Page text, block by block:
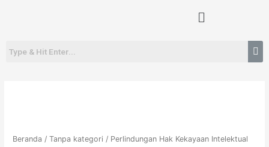
Menu
Beranda /Tanpa kategori / Perlindungan Hak Kekayaan Intelektual